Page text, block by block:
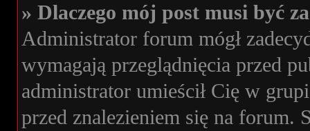
» Dlaczego mój post musi być
Administrator forum mógł
wymagają przeglądnięcia przed
administrator umieścił Cię w
przed znalezieniem się na forum.